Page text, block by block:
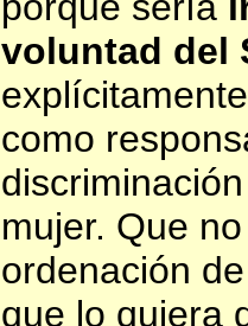
voluntad del
como
mujer. Que
ordenación
que lo quiera